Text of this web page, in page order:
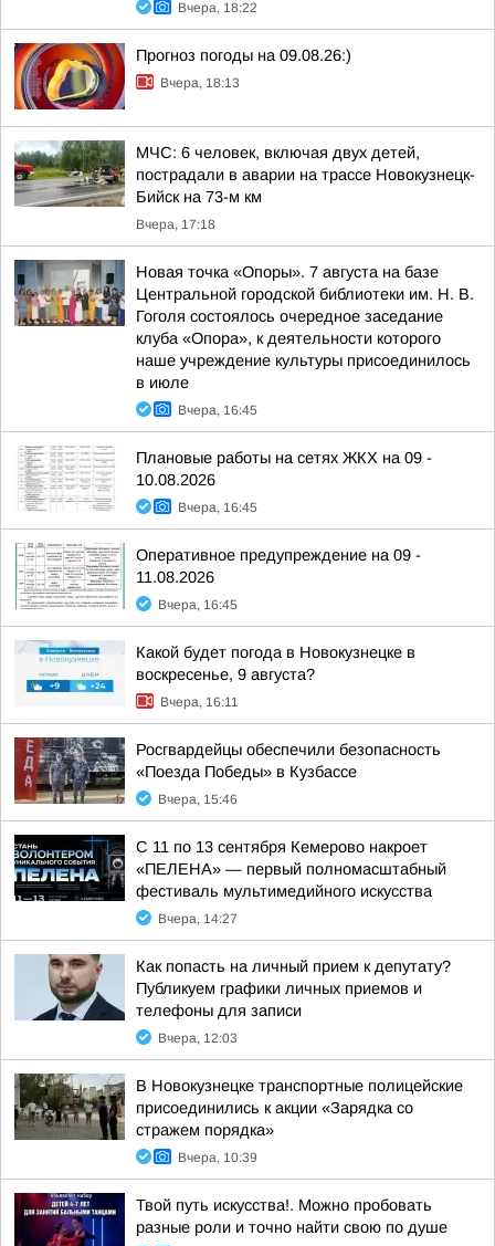
Вчера, 18:22
Прогноз погоды на 09.08.26:)
Вчера, 18:13
МЧС: 6 человек, включая двух детей,
пострадали в аварии на трассе Новокузнецк-
Бийск на 73-м км
Вчера, 17:18
Новая точка «Опоры». 7 августа на базе
Центральной городской библиотеки им. Н. В.
Гоголя состоялось очередное заседание
клуба «Опора», к деятельности которого
наше учреждение культуры присоединилось
в июле
Вчера, 16:45
Плановые работы на сетях ЖКХ на 09 -
10.08.2026
Вчера, 16:45
Оперативное предупреждение на 09 -
11.08.2026
Вчера, 16:45
Какой будет погода в Новокузнецке в
воскресенье, 9 августа?
Вчера, 16:11
Росгвардейцы обеспечили безопасность
«Поезда Победы» в Кузбассе
Вчера, 15:46
С 11 по 13 сентября Кемерово накроет
«ПЕЛЕНА» — первый полномасштабный
фестиваль мультимедийного искусства
Вчера, 14:27
Как попасть на личный прием к депутату?
Публикуем графики личных приемов и
телефоны для записи
Вчера, 12:03
В Новокузнецке транспортные полицейские
присоединились к акции «Зарядка со
стражем порядка»
Вчера, 10:39
Твой путь искусства!. Можно пробовать
разные роли и точно найти свою по душе